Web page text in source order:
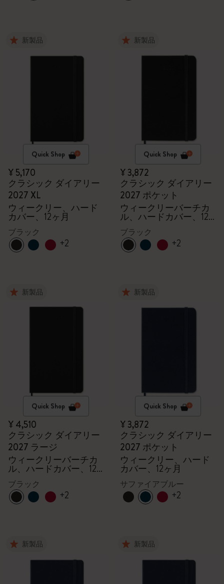
新製品
Quick Shop
¥ 5,170
クラシック ダイアリー
2027 XL
ウィークリー、ハード
カバー、12ヶ月
ブラック
+2
新製品
Quick Shop
¥ 3,872
クラシック ダイアリー
2027 ポケット
ウィークリーバーチカ
ル、ハードカバー、12
ヶ月
ブラック
+2
新製品
Quick Shop
¥ 4,510
クラシック ダイアリー
2027 ラージ
ウィークリーバーチカ
ル、ハードカバー、12
ヶ月
ブラック
+2
新製品
Quick Shop
¥ 3,872
クラシック ダイアリー
2027 ポケット
ウィークリー、ハード
カバー、12ヶ月
サファイアブルー
+2
新製品 新製品